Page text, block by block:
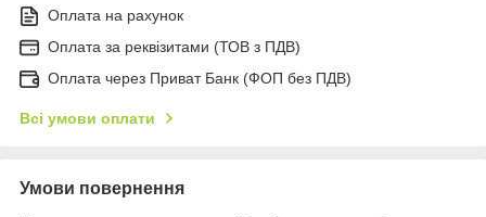
Оплата на рахунок
Оплата за реквізитами (ТОВ з ПДВ)
Оплата через Приват Банк (ФОП без ПДВ)
Всі умови оплати
Умови повернення